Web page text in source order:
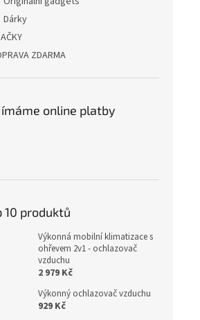
Dárky
ZDARMA
online platby
10 produktů
Výkonná mobilní klimatizace s
ohřevem 2v1 - ochlazovač
vzduchu
2 979 Kč
Výkonný ochlazovač vzduchu
929 Kč